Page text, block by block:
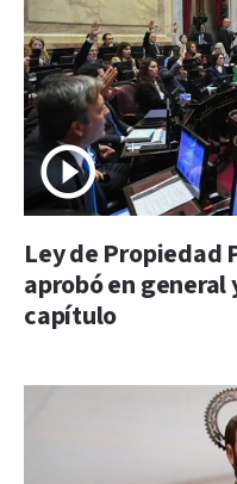
Ley de Propiedad
aprobó en general
capítulo